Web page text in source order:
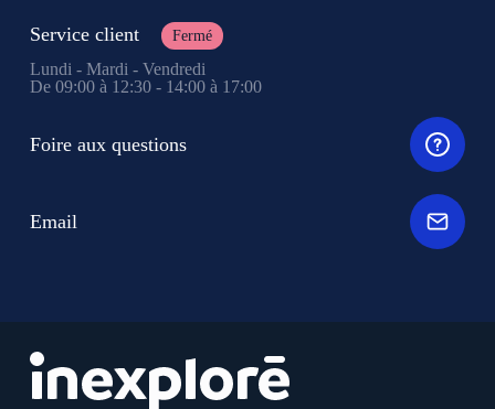
Service client Fermé
Lundi - Mardi - Vendredi
De 09:00 à 12:30 - 14:00 à 17:00
Foire aux questions
Email